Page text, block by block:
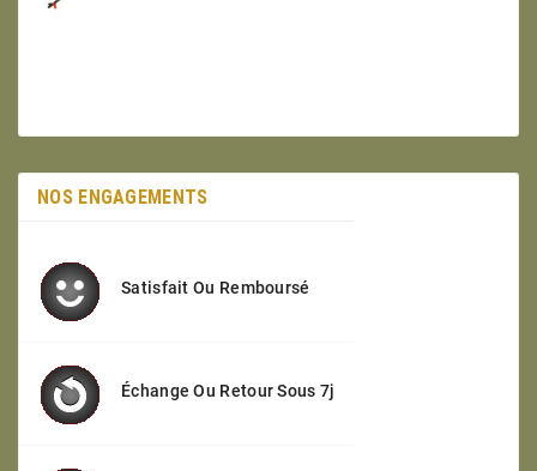
NOS ENGAGEMENTS
Satisfait Ou Remboursé
Échange Ou Retour Sous 7j